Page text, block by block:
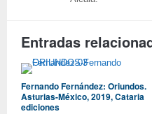
Entradas
Fernando Fernández: Oriundos.
Asturias-México, 2019, Cataria
ediciones